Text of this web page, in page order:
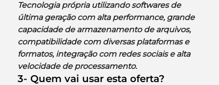
Tecnologia própria utilizando softwares de
última geração com alta performance, grande
capacidade de armazenamento de arquivos,
compatibilidade com diversas plataformas e
formatos, integração com redes sociais e alta
velocidade de processamento.
3- Quem vai usar esta oferta?